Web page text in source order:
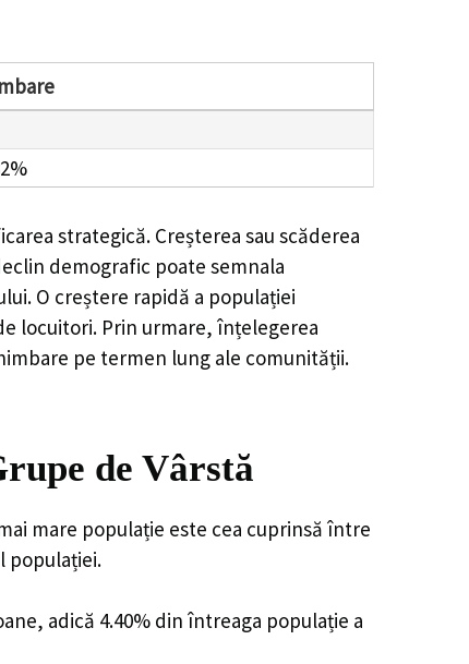
strategică. Creșterea sau scăderea
demografic poate semnala
O creștere rapidă a populației
locuitori. Prin urmare, înțelegerea
pe termen lung ale comunității.
de Vârstă
mare populație este cea cuprinsă între
populației.
adică 4.40% din întreaga populație a